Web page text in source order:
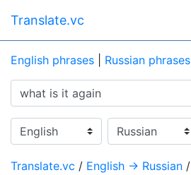
Translate.vc
English phrases Russian phrases
Translate.vc / English → Russian /